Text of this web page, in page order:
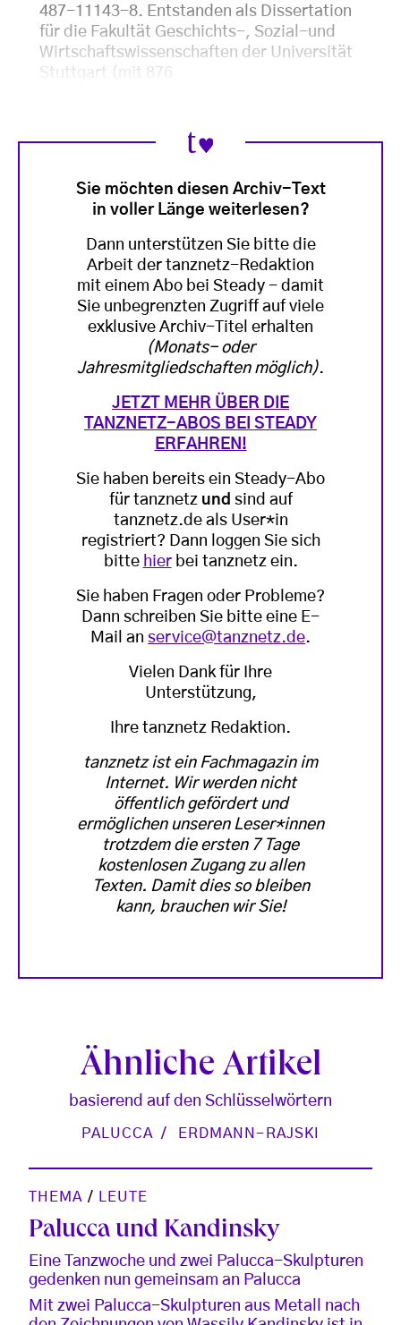
487-11143-8. Entstanden als Dissertation
für die Fakultät Geschichts-, Sozial-und
Wirtschaftswissenschaften der Universität
Stuttgart (mit 876
Sie möchten diesen Archiv-Text
in voller Länge weiterlesen?
Dann unterstützen Sie bitte die
Arbeit der tanznetz-Redaktion
mit einem Abo bei Steady - damit
Sie unbegrenzten Zugriff auf viele
exklusive Archiv-Titel erhalten
(Monats- oder
Jahresmitgliedschaften möglich).
JETZT MEHR ÜBER DIE
TANZNETZ-ABOS BEI STEADY
ERFAHREN!
Sie haben bereits ein Steady-Abo
für tanznetz und sind auf
tanznetz.de als User*in
registriert? Dann loggen Sie sich
bitte hierbei tanznetz ein.
Sie haben Fragen oder Probleme?
Dann schreiben Sie bitte eine E-
Mail an service@tanznetz.de.
Vielen Dank für Ihre
Unterstützung,
Ihre tanznetz Redaktion.
tanznetz ist ein Fachmagazin im
Internet. Wir werden nicht
öffentlich gefördert und
ermöglichen unseren Leser*innen
trotzdem die ersten 7 Tage
kostenlosen Zugang zu allen
Texten. Damit dies so bleiben
kann, brauchen wir Sie!
Ähnliche Artikel
basierend auf den Schlüsselwörtern
PALUCCA ERDMANN-RAJSKI
THEMA / LEUTE
Palucca und Kandinsky
Eine Tanzwoche und zwei Palucca-Skulpturen
gedenken nun gemeinsam an Palucca
Mit zwei Palucca-Skulpturen aus Metall nach